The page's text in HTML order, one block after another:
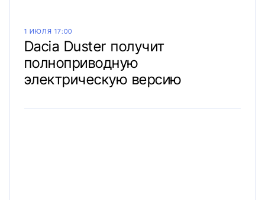
1 ИЮЛЯ 17:00
Dacia Duster получит
полноприводную
электрическую версию